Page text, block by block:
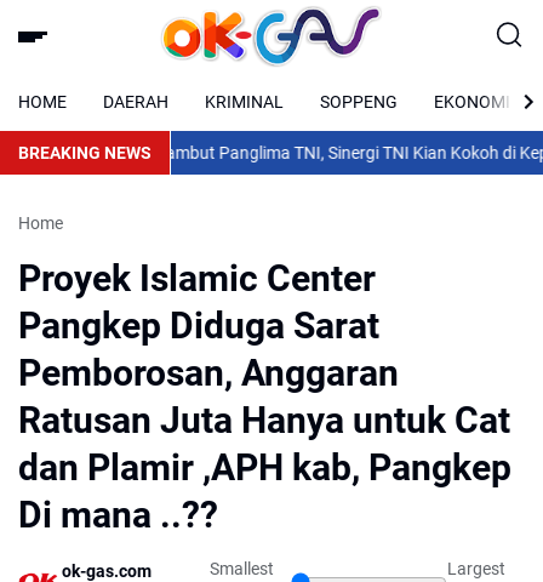
HOME DAERAH KRIMINAL SOPPENG EKONOMI
BREAKING NEWS
Tambusai Sambut Panglima TNI, Sinergi TNI Kian Kokoh di
Home
Proyek Islamic Center
Pangkep Diduga Sarat
Pemborosan, Anggaran
Ratusan Juta Hanya untuk Cat
dan Plamir ,APH kab, Pangkep
Di mana ..??
ok-gas.com
Smallest
Largest